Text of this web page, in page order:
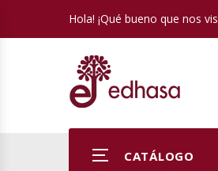
Hola! ¡Qué bueno que nos
CATÁLOGO